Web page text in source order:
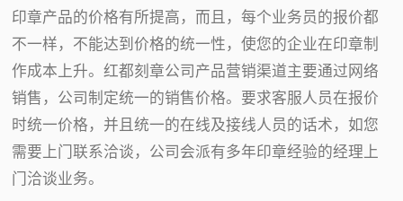
印章产品的价格有所提高，而且，每个业务员的报价都
不一样，不能达到价格的统一性，使您的企业在印章制
作成本上升。红都刻章公司产品营销渠道主要通过网络
销售，公司制定统一的销售价格。要求客服人员在报价
时统一价格，并且统一的在线及接线人员的话术，如您
需要上门联系洽谈，公司会派有多年印章经验的经理上
门洽谈业务。